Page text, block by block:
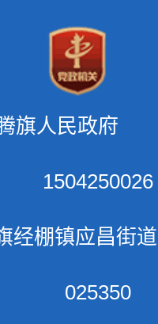
旗人民政府
1504250026
旗经棚镇应
025350